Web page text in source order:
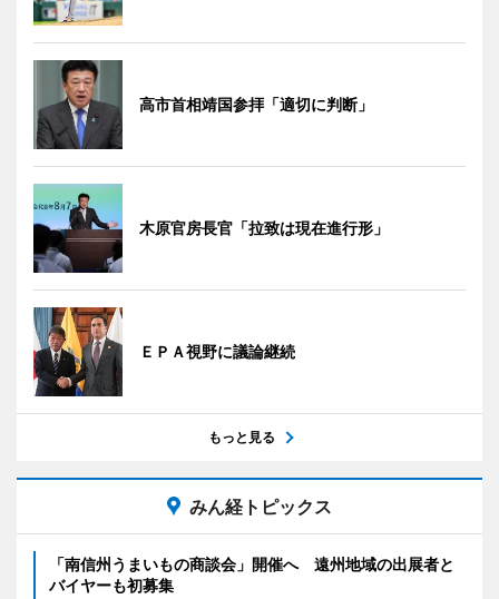
高市首相靖国参拝「適切に判断」
木原官房長官「拉致は現在進行形」
ＥＰＡ視野に議論継続
もっと見る
みん経トピックス
「南信州うまいもの商談会」開催へ 遠州地域の出展者と
バイヤーも初募集